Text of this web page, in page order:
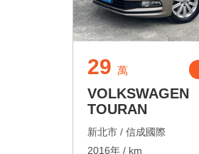
29 萬
VOLKSWAGEN
TOURAN
新北市 / 信成國際
2016年 / km